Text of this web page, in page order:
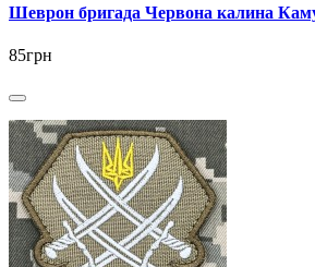
Шеврон бригада Червона калина
85грн